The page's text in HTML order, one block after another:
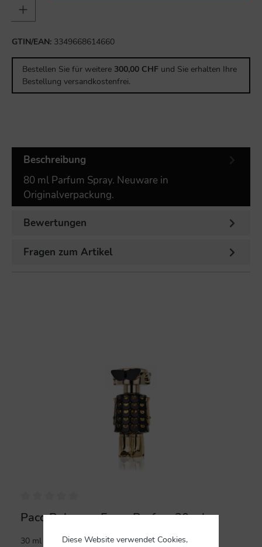
GTIN/EAN: 3349668614660
Bestellen Sie für weitere 300,00 CHF und Sie erhalten Ihre
Bestellung versandkostenfrei.
Beschreibung
80 ml Parfum Spray. Neuware in
Originalverpackung.
Bewertungen
Fragen zum Artikel
Paco Rabanne Fame Parfum 30 ml
30 ml Parfum Spray. Neuware in Originalverpackung.
Diese Website verwendet Cookies,